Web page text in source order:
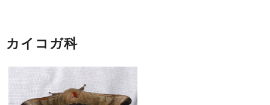
カイコガ科